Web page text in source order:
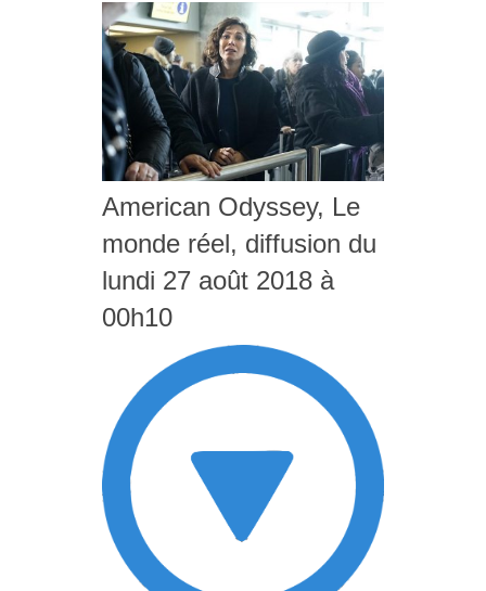
American Odyssey, Le
monde réel, diffusion du
lundi 27 août 2018 à
00h10